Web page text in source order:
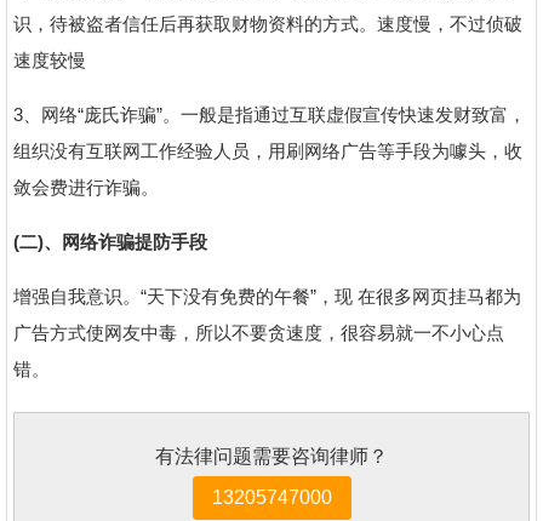
识，待被盗者信任后再获取财物资料的方式。速度慢，不过侦破
速度较慢
3、网络“庞氏诈骗”。一般是指通过互联虚假宣传快速发财致富，
组织没有互联网工作经验人员，用刷网络广告等手段为噱头，收
敛会费进行诈骗。
(二)、网络诈骗提防手段
增强自我意识。“天下没有免费的午餐”，现 在很多网页挂马都为
广告方式使网友中毒，所以不要贪速度，很容易就一不小心点
错。
有法律问题需要咨询律师？
13205747000